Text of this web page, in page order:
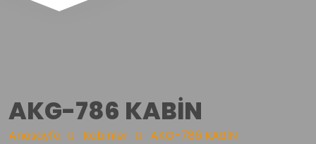
AKG-786 KABİN
Anasayfa Kabinler AKG-786 KABİN